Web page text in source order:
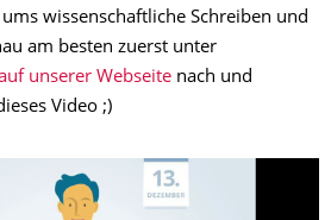
wissenschaftliche Schreiben und
am besten zuerst unter
unserer Webseitenach und
Video ;)